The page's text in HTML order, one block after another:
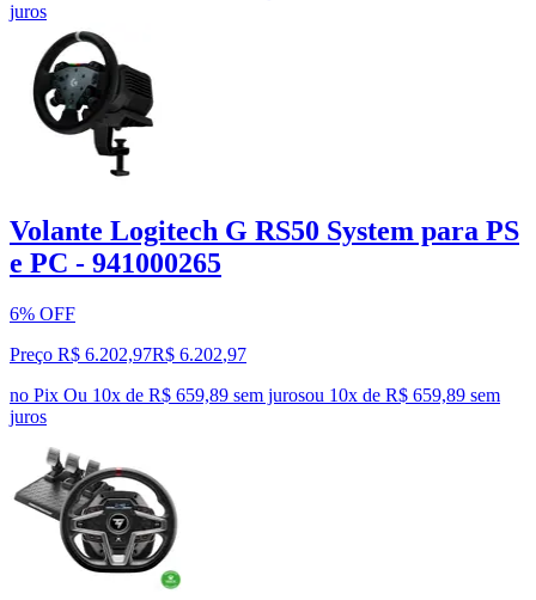
juros
Volante Logitech G RS50 System para PS
e PC - 941000265
6% OFF
Preço R$ 6.202,97R$ 6.202,97
no Pix Ou 10x de R$ 659,89 sem jurosou 10x de R$ 659,89 sem
juros